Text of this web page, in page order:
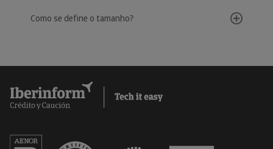
Como se define o tamanho?